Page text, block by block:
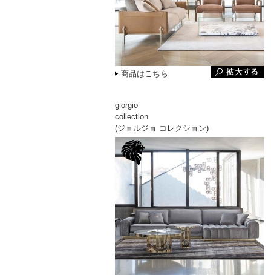
商品はこちら
giorgio
collection
(ジョルジョ コレクション)